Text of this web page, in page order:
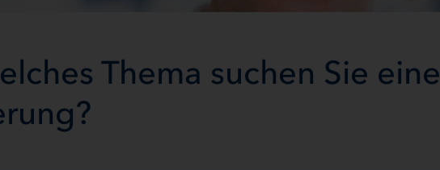
Thema suchen Sie eine